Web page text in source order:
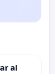
al